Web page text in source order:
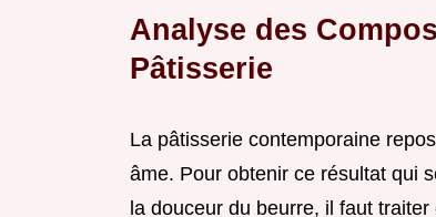
Analyse des
Pâtisserie
La pâtisserie contemporaine
âme. Pour obtenir ce résultat qui
la douceur du beurre, il faut